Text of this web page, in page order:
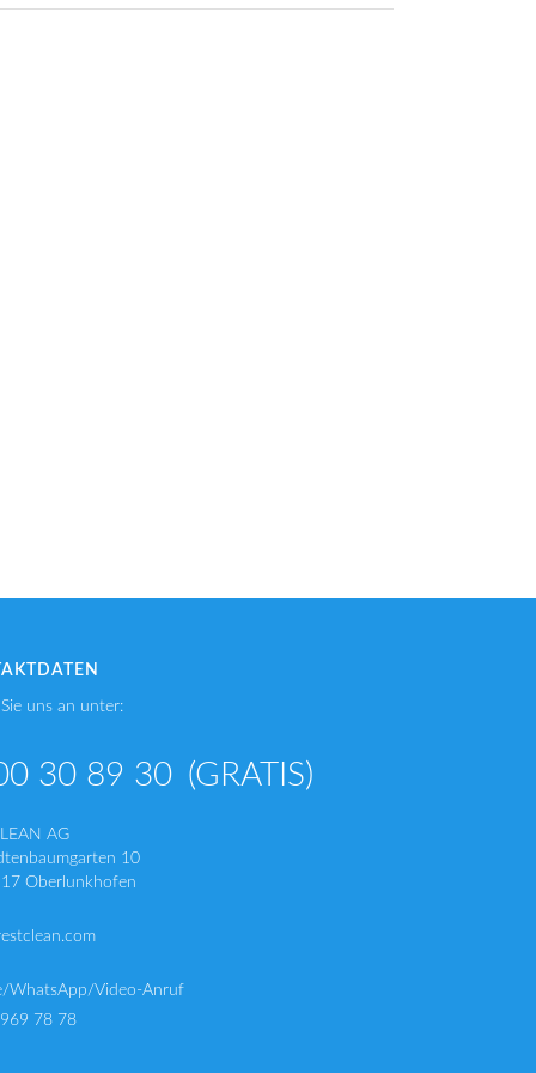
uns an unter:
30 89 30 (GRATIS)
AG
10
Oberlunkhofen
WhatsApp/Video-Anruf
78 78